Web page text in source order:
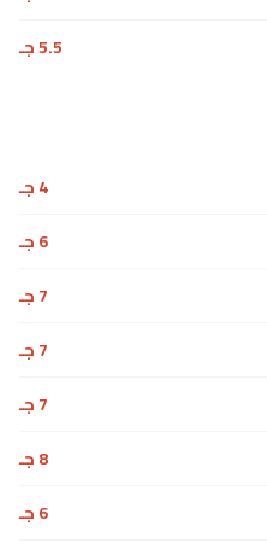
5.5 جـ
4 جـ
6 جـ
7 جـ
7 جـ
7 جـ
8 جـ
6 جـ